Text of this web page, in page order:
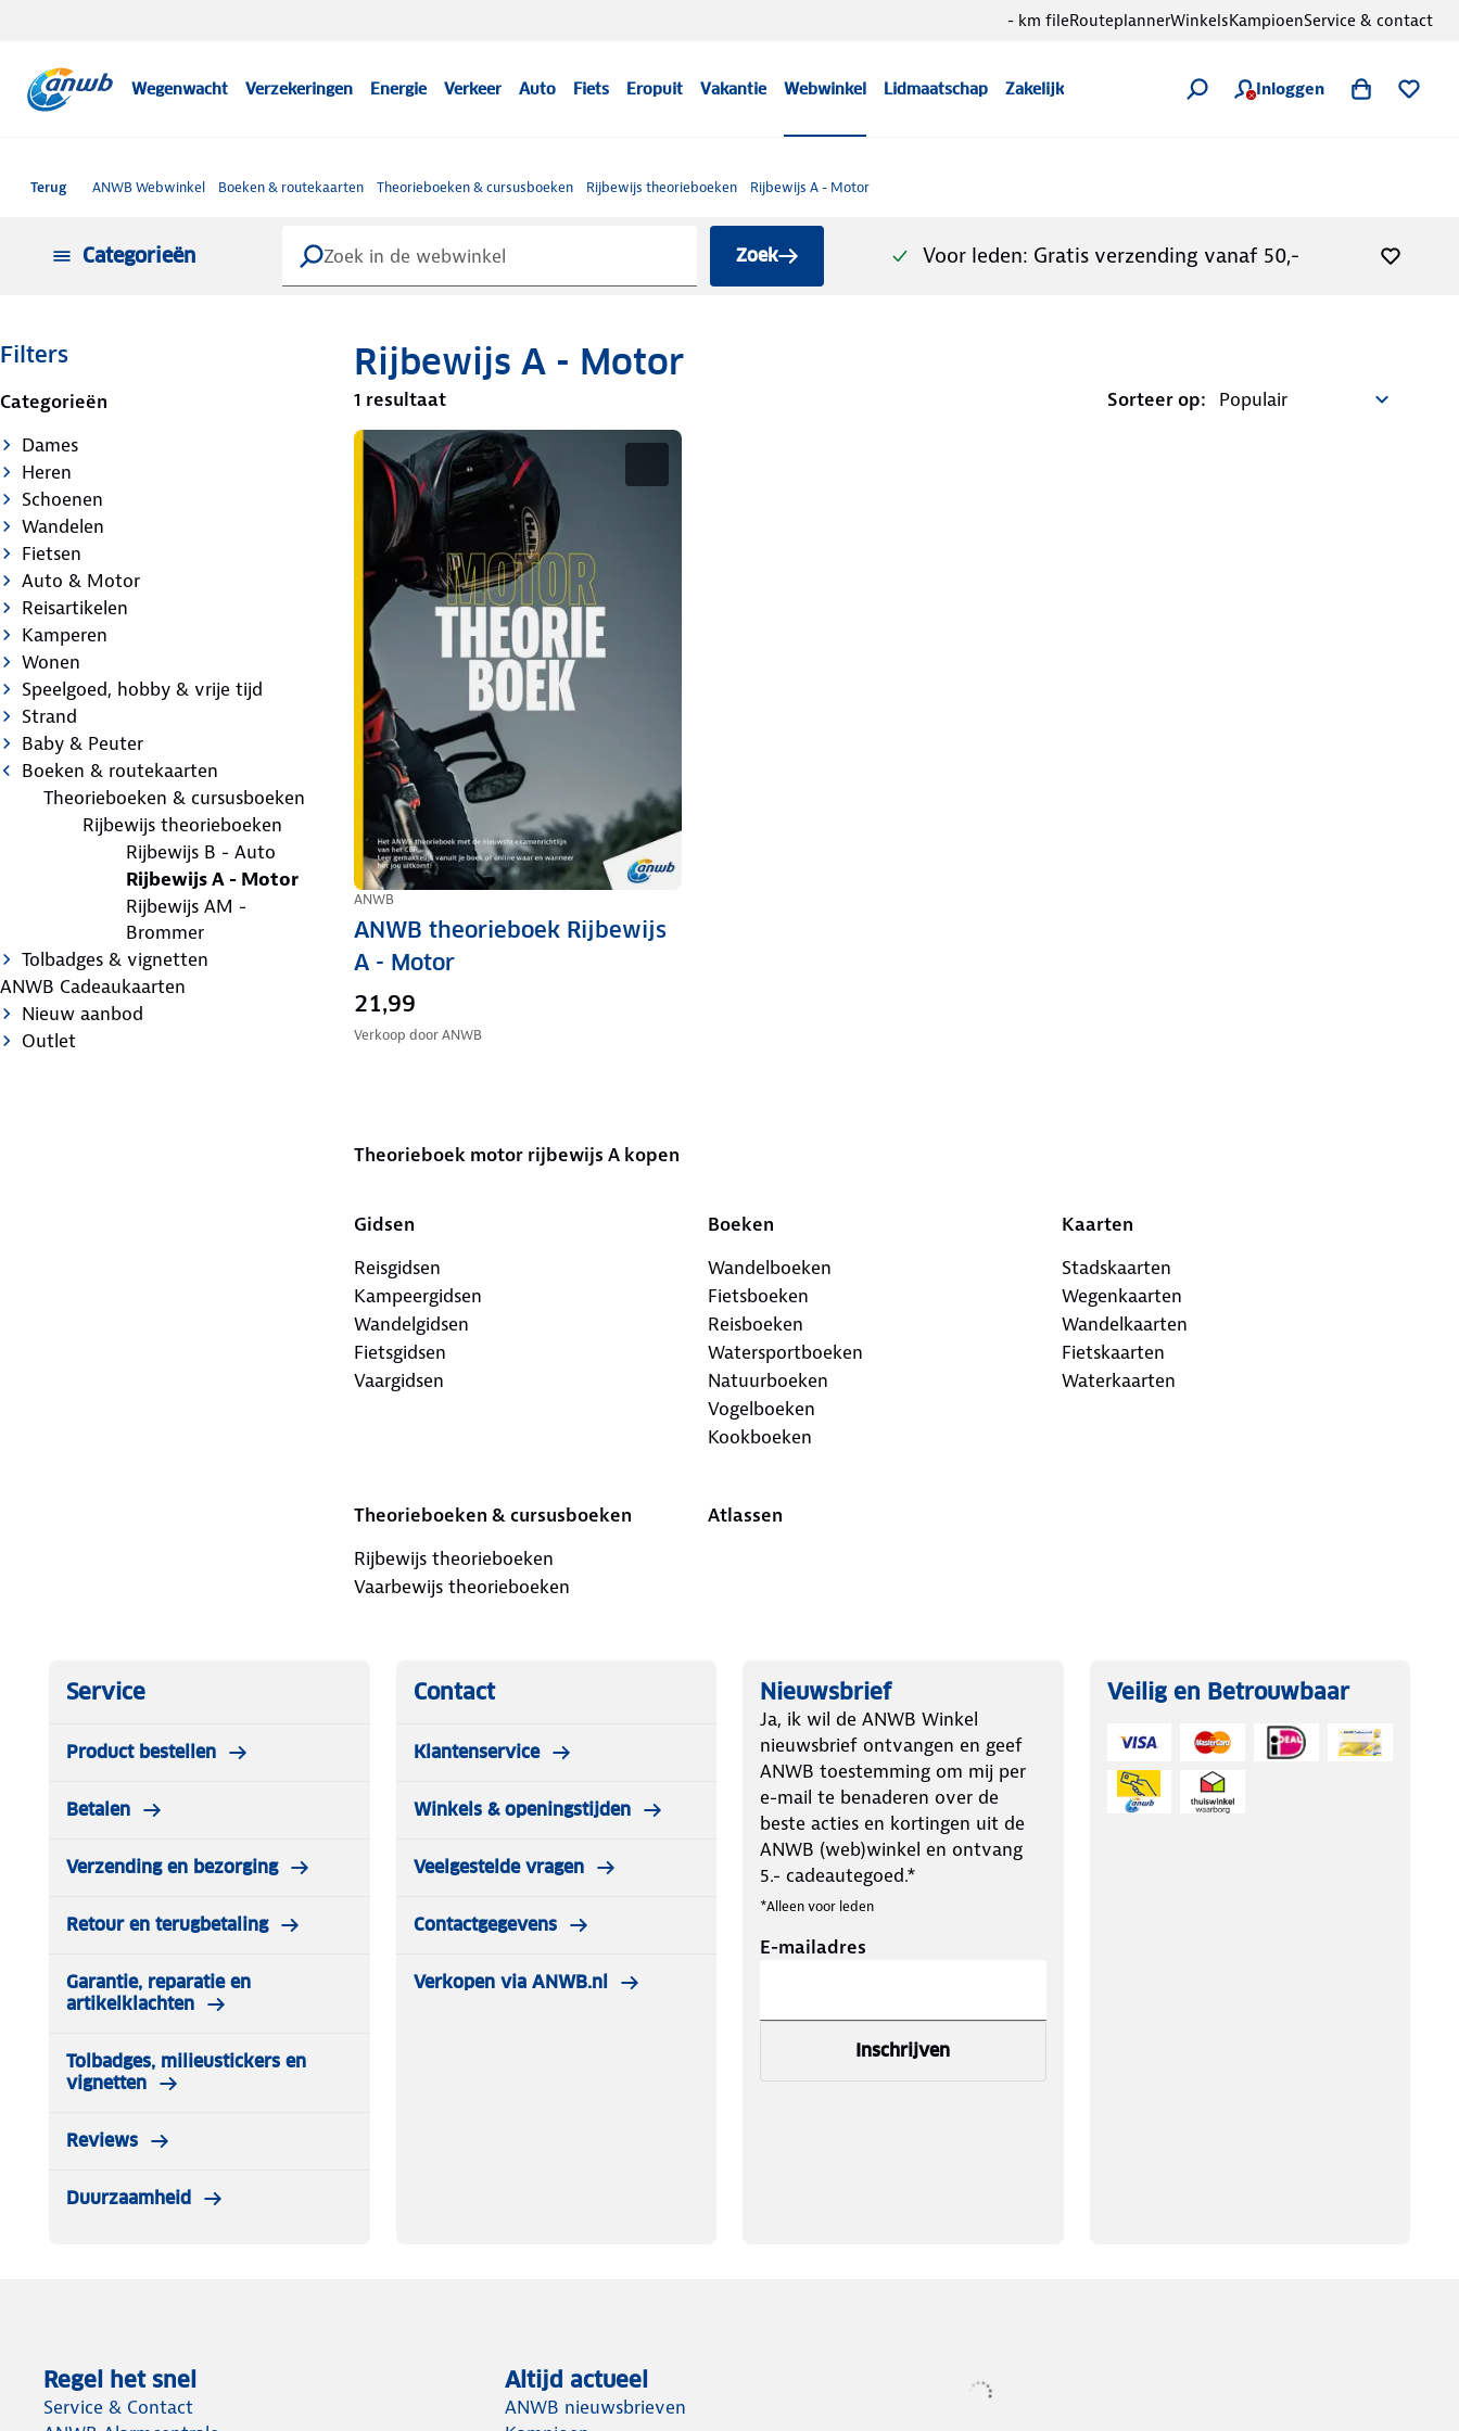
Wegenwacht Verzekeringen Energie Verkeer Auto Fiets Eropuit Vakantie Webwinkel Lidmaatschap Zakelijk Inloggen
- km fileRouteplannerWinkelsKampioenService & contact
Terug ANWB Webwinkel Boeken & routekaarten Theorieboeken & cursusboeken Rijbewijs theorieboeken Rijbewijs A - Motor
Categorieën Zoek Voor leden: Gratis verzending vanaf 50,-
Filters
Categorieën
Dames
Heren
Schoenen
Wandelen
Fietsen
Auto & Motor
Reisartikelen
Kamperen
Wonen
Speelgoed, hobby & vrije tijd
Strand
Baby & Peuter
Boeken & routekaarten
Theorieboeken & cursusboeken
Rijbewijs theorieboeken
Rijbewijs B - Auto
Rijbewijs A - Motor
Rijbewijs AM -
Brommer
Tolbadges & vignetten
ANWB Cadeaukaarten
Nieuw aanbod
Outlet
Rijbewijs A - Motor
1 resultaat Sorteer op:
ANWB
ANWB theorieboek Rijbewijs
A - Motor
21,99
Verkoop doorANWB
Theorieboek motor rijbewijs A kopen
Gidsen
Reisgidsen
Kampeergidsen
Wandelgidsen
Fietsgidsen
Vaargidsen
Boeken
Wandelboeken
Fietsboeken
Reisboeken
Watersportboeken
Natuurboeken
Vogelboeken
Kookboeken
Kaarten
Stadskaarten
Wegenkaarten
Wandelkaarten
Fietskaarten
Waterkaarten
Theorieboeken & cursusboeken
Rijbewijs theorieboeken
Vaarbewijs theorieboeken
Atlassen
Service
Product bestellen
Betalen
Verzending en bezorging
Retour en terugbetaling
Garantie, reparatie en
artikelklachten
Tolbadges, milieustickers en
vignetten
Reviews
Duurzaamheid
Contact
Klantenservice
Winkels & openingstijden
Veelgestelde vragen
Contactgegevens
Verkopen via ANWB.nl
Nieuwsbrief
Ja, ik wil de ANWB Winkel
nieuwsbrief ontvangen en geef
ANWB toestemming om mij per
e-mail te benaderen over de
beste acties en kortingen uit de
ANWB (web)winkel en ontvang
5.- cadeautegoed.*
*Alleen voor leden
E-mailadres
Inschrijven
Veilig en Betrouwbaar
Regel het snel
Service & Contact
Altijd actueel
ANWB nieuwsbrieven